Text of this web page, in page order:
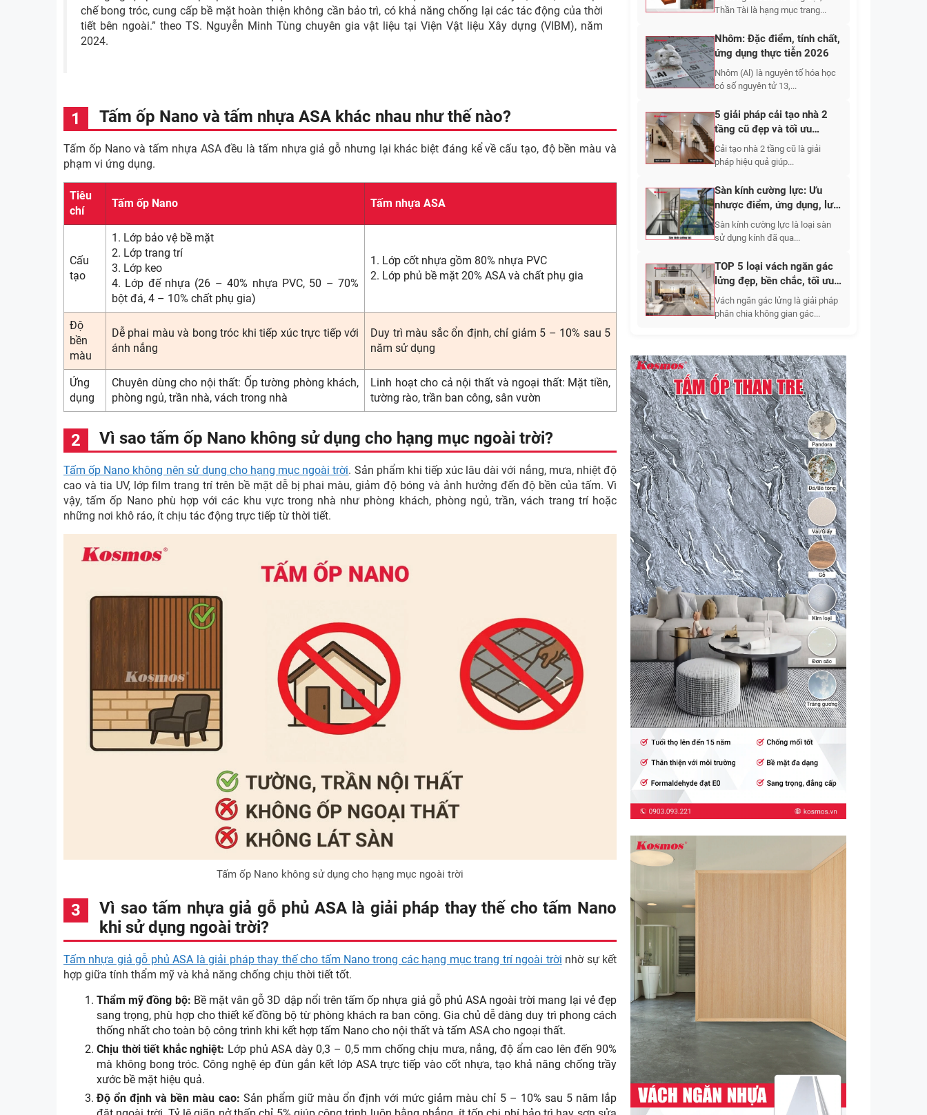
chế bong tróc, cung cấp bề mặt hoàn thiện không cần bảo trì, có khả năng chống lại các tác động của thời
tiết bên ngoài.” theo TS. Nguyễn Minh Tùng chuyên gia vật liệu tại Viện Vật liệu Xây dựng (VIBM), năm
2024.
Tấm ốp Nano và tấm nhựa ASA khác nhau như thế nào?
Tấm ốp Nano và tấm nhựa ASA đều là tấm nhựa giả gỗ nhưng lại khác biệt đáng kể về cấu tạo, độ bền màu và
phạm vi ứng dụng.
Tiêu
chí
Tấm ốp Nano Tấm nhựa ASA
Cấu
tạo
1. Lớp bảo vệ bề mặt
2. Lớp trang trí
3. Lớp keo
4. Lớp đế nhựa (26 – 40% nhựa PVC, 50 – 70%
bột đá, 4 – 10% chất phụ gia)
1. Lớp cốt nhựa gồm 80% nhựa PVC
2. Lớp phủ bề mặt 20% ASA và chất phụ gia
Độ
bền
màu
Dễ phai màu và bong tróc khi tiếp xúc trực tiếp với
ánh nắng
Duy trì màu sắc ổn định, chỉ giảm 5 – 10% sau 5
năm sử dụng
Ứng
dụng
Chuyên dùng cho nội thất: Ốp tường phòng khách,
phòng ngủ, trần nhà, vách trong nhà
Linh hoạt cho cả nội thất và ngoại thất: Mặt tiền,
tường rào, trần ban công, sân vườn
Vì sao tấm ốp Nano không sử dụng cho hạng mục ngoài trời?
Tấm ốp Nano không nên sử dụng cho hạng mục ngoài trời. Sản phẩm khi tiếp xúc lâu dài với nắng, mưa, nhiệt độ
cao và tia UV, lớp film trang trí trên bề mặt dễ bị phai màu, giảm độ bóng và ảnh hưởng đến độ bền của tấm. Vì
vậy, tấm ốp Nano phù hợp với các khu vực trong nhà như phòng khách, phòng ngủ, trần, vách trang trí hoặc
những nơi khô ráo, ít chịu tác động trực tiếp từ thời tiết.
Tấm ốp Nano không sử dụng cho hạng mục ngoài trời
Vì sao tấm nhựa giả gỗ phủ ASA là giải pháp thay thế cho tấm Nano
khi sử dụng ngoài trời?
Tấm nhựa giả gỗ phủ ASA là giải pháp thay thế cho tấm Nano trong các hạng mục trang trí ngoài trời nhờ sự kết
hợp giữa tính thẩm mỹ và khả năng chống chịu thời tiết tốt.
Thẩm mỹ đồng bộ: Bề mặt vân gỗ 3D dập nổi trên tấm ốp nhựa giả gỗ phủ ASA ngoài trời mang lại vẻ đẹp
sang trọng, phù hợp cho thiết kế đồng bộ từ phòng khách ra ban công. Gia chủ dễ dàng duy trì phong cách
thống nhất cho toàn bộ công trình khi kết hợp tấm Nano cho nội thất và tấm ASA cho ngoại thất.
Chịu thời tiết khắc nghiệt: Lớp phủ ASA dày 0,3 – 0,5 mm chống chịu mưa, nắng, độ ẩm cao lên đến 90%
mà không bong tróc. Công nghệ ép đùn gắn kết lớp ASA trực tiếp vào cốt nhựa, tạo khả năng chống trầy
xước bề mặt hiệu quả.
Độ ổn định và bền màu cao: Sản phẩm giữ màu ổn định với mức giảm màu chỉ 5 – 10% sau 5 năm lắp
Thần Tài là hạng mục trang...
Nhôm: Đặc điểm, tính chất,
ứng dụng thực tiễn 2026
Nhôm (Al) là nguyên tố hóa học
có số nguyên tử 13,...
5 giải pháp cải tạo nhà 2
tầng cũ đẹp và tối ưu
không gian sống 2026
Cải tạo nhà 2 tầng cũ là giải
pháp hiệu quả giúp...
Sàn kính cường lực: Ưu
nhược điểm, ứng dụng, lưu
ý khi thi công 2026
Sàn kính cường lực là loại sàn
sử dụng kính đã qua...
TOP 5 loại vách ngăn gác
lửng đẹp, bền chắc, tối ưu
không gian sống
Vách ngăn gác lửng là giải pháp
phân chia không gian gác...